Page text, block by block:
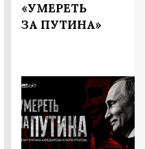
«УМЕРЕТЬ
ЗА ПУТИНА»